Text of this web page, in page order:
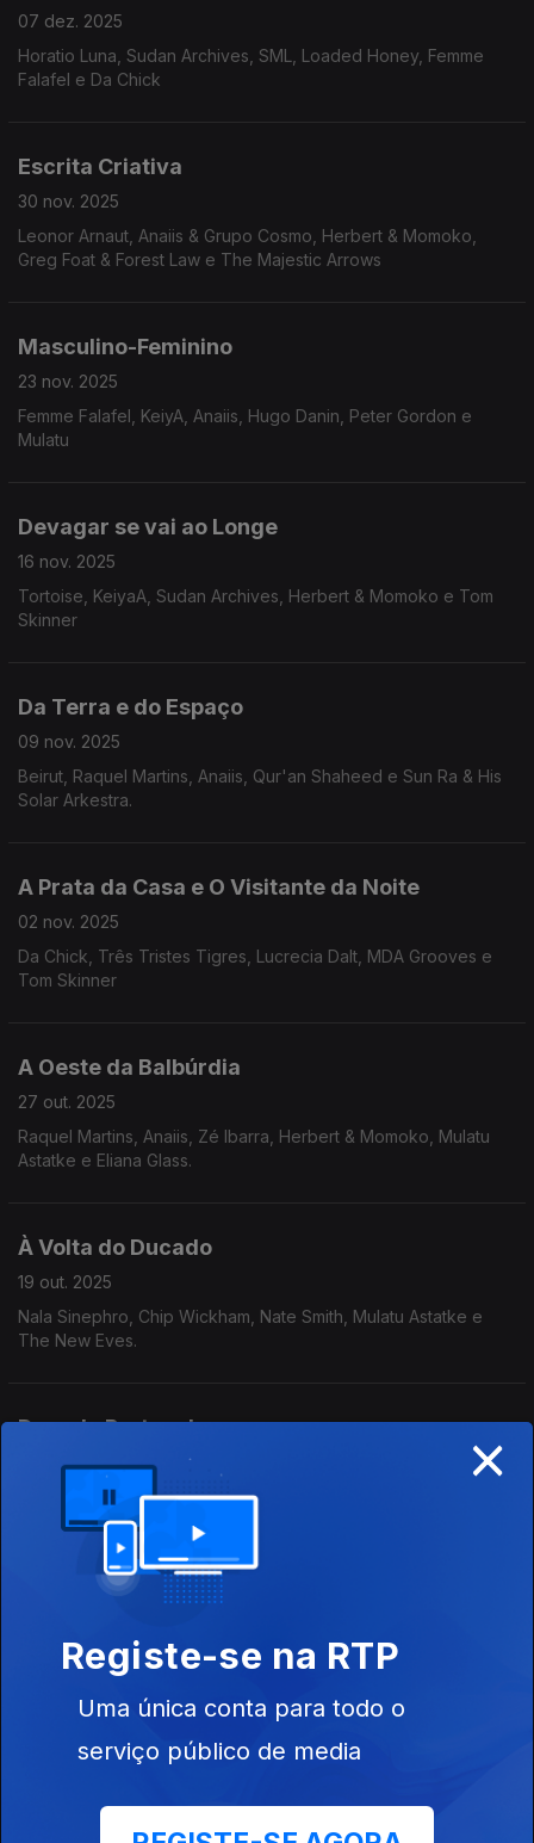
07 dez. 2025
Horatio Luna, Sudan Archives, SML, Loaded Honey, Femme
Falafel e Da Chick
Escrita Criativa
30 nov. 2025
Leonor Arnaut, Anaiis & Grupo Cosmo, Herbert & Momoko,
Greg Foat & Forest Law e The Majestic Arrows
Masculino-Feminino
23 nov. 2025
Femme Falafel, KeiyA, Anaiis, Hugo Danin, Peter Gordon e
Mulatu
Devagar se vai ao Longe
16 nov. 2025
Tortoise, KeiyaA, Sudan Archives, Herbert & Momoko e Tom
Skinner
Da Terra e do Espaço
09 nov. 2025
Beirut, Raquel Martins, Anaiis, Qur'an Shaheed e Sun Ra & His
Solar Arkestra.
A Prata da Casa e O Visitante da Noite
02 nov. 2025
Da Chick, Três Tristes Tigres, Lucrecia Dalt, MDA Grooves e
Tom Skinner
A Oeste da Balbúrdia
27 out. 2025
Raquel Martins, Anaiis, Zé Ibarra, Herbert & Momoko, Mulatu
Astatke e Eliana Glass.
À Volta do Ducado
19 out. 2025
Nala Sinephro, Chip Wickham, Nate Smith, Mulatu Astatke e
The New Eves.
Ducado Portucalense
12 out. 2025
Da Chick, Raquel Martins, Três Tristes Tigres, Brandee
Younger e Makaya McCraven.
05 out. 2025
Beirut, Zé Ibarra, KeiyaA, Haruomi Hosono, Mal Waldron e
Valentina Magaletti
×
Registe-se na RTP
Uma única conta para todo o
serviço público de media